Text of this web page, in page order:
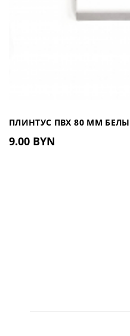
ПЛИНТУС ПВХ 80 ММ
9.00 BYN